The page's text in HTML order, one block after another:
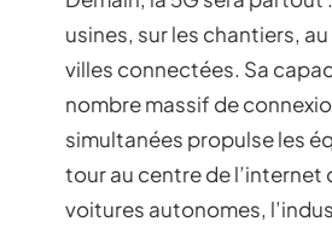
usines, sur les chantiers,
villes connectées. Sa
nombre massif de
simultanées propulse les
tour au centre de l’internet
voitures autonomes,